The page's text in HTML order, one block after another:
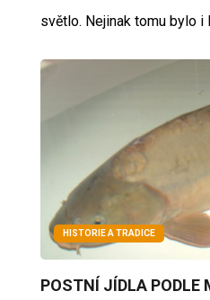
světlo. Nejinak tomu bylo i
HISTORIE A TRADICE
POSTNÍ JÍDLA PODLE